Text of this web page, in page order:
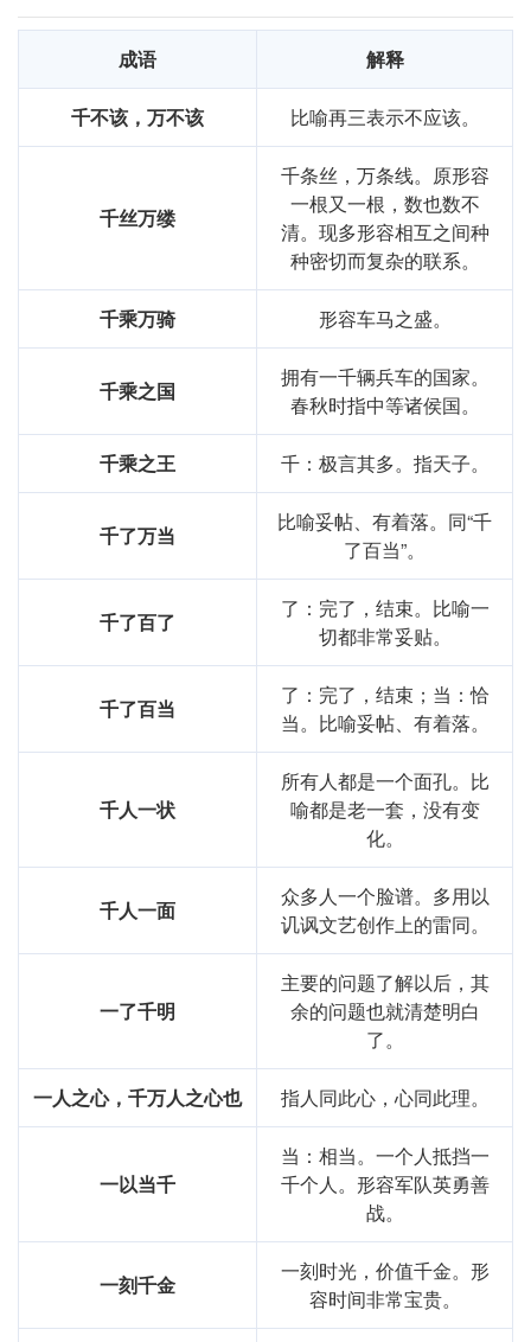
一笑倾城，情谊永在。
这两句表达了时间的宝贵与深厚情谊的珍贵，强调了金钱无
法衡量的情感价值。
在英语中，类似的表达可以是“money can't buy
happiness”，意指金钱无法买到幸福。虽然表达的方式不
同，但两者都传达了金钱的局限性，强调了精神和情感的价
，我认识到这个成语不仅体现了金钱
和表达中，它使我更加关注那些无法用金钱衡量的
qiān jīn nán
用法 "作谓语、定语；形容珍贵"
价值连城
反义词
一文不值
字义分解
nán,nàn,nuó jīn qiān mǎi
成语 解释
千不该，万不该 比喻再三表示不应该。
千丝万缕
千条丝，万条线。原形容
一根又一根，数也数不
清。现多形容相互之间种
种密切而复杂的联系。
千乘万骑 形容车马之盛。
千乘之国
拥有一千辆兵车的国家。
春秋时指中等诸侯国。
千乘之王 千：极言其多。指天子。
千了万当
比喻妥帖、有着落。同“千
了百当”。
千了百了
了：完了，结束。比喻一
切都非常妥贴。
千了百当
了：完了，结束；当：恰
当。比喻妥帖、有着落。
千人一状
所有人都是一个面孔。比
喻都是老一套，没有变
化。
千人一面
众多人一个脸谱。多用以
讥讽文艺创作上的雷同。
一了千明
主要的问题了解以后，其
余的问题也就清楚明白
了。
一人之心，千万人之心也 指人同此心，心同此理。
一以当千
当：相当。一个人抵挡一
千个人。形容军队英勇善
战。
一刻千金
一刻时光，价值千金。形
容时间非常宝贵。